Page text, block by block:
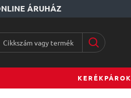
ÁRUHÁZ
KERÉKPÁROK